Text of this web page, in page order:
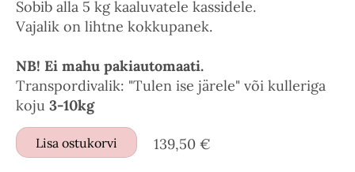
Sobib alla 5 kg kaaluvatele kassidele.
Vajalik on lihtne kokkupanek.
NB! Ei mahu pakiautomaati.
Transpordivalik: "Tulen ise järele" või kulleriga
koju 3-10kg
Lisa ostukorvi 139,50 €